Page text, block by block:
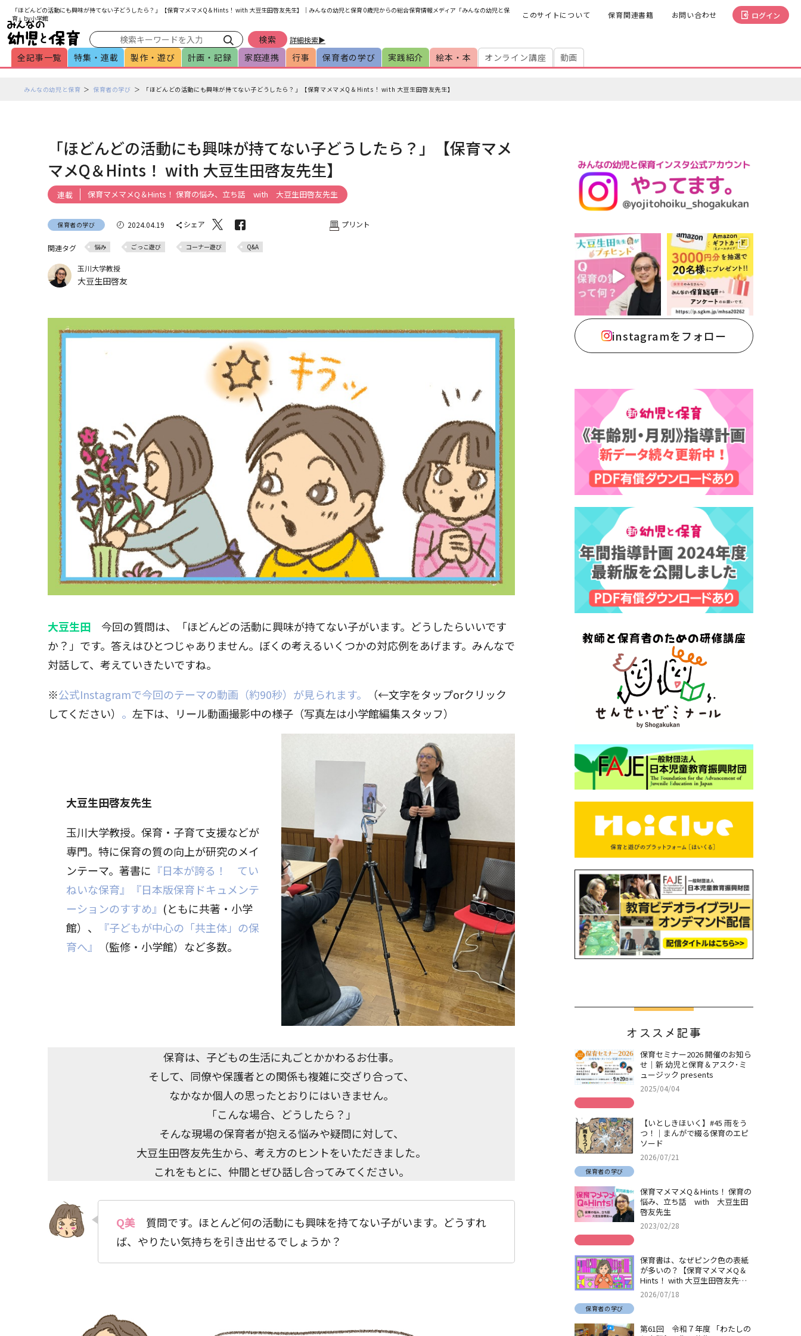
「ほどんどの活動にも興味が持てない子どうしたら？」【保育マメマメQ＆Hints！ with 大豆生田啓友先生】｜みんなの幼児と保育 0歳児からの総合保育情報メディア「みんなの幼児と保
育」by小学館
このサイトについて 保育関連書籍 お問い合わせ ログイン
詳細検索▶
全記事一覧 特集・連載 製作・遊び 計画・記録 家庭連携 行事 保育者の学び 実践紹介 絵本・本 オンライン講座 動画
みんなの幼児と保育 保育者の学び 「ほどんどの活動にも興味が持てない子どうしたら？」【保育マメマメQ＆Hints！ with 大豆生田啓友先生】
「ほどんどの活動にも興味が持てない子どうしたら？」【保育マメ
マメQ＆Hints！ with 大豆生田啓友先生】
連載 保育マメマメQ＆Hints！ 保育の悩み、立ち話 with 大豆生田啓友先生
保育者の学び 2024.04.19 シェア プリント
関連タグ 悩み ごっこ遊び コーナー遊び Q&A
玉川大学教授
大豆生田啓友
大豆生田 今回の質問は、「ほどんどの活動に興味が持てない子がいます。どうしたらいいです
か？」です。答えはひとつじゃありません。ぼくの考えるいくつかの対応例をあげます。みんなで
対話して、考えていきたいですね。
※公式Instagramで今回のテーマの動画（約90秒）が見られます。
（←文字をタップorクリック
してください） 。 左下は、リール動画撮影中の様子（写真左は小学館編集スタッフ）
大豆生田啓友先生
玉川大学教授。保育・子育て支援などが
専門。特に保育の質の向上が研究のメイ
ンテーマ。著書に 『日本が誇る！ てい
ねいな保育』
『日本版保育ドキュメンテ
ーションのすすめ』 (ともに共著・小学
館）、
『子どもが中心の「共主体」の保
育へ』
（監修・小学館）など多数。
保育は、子どもの生活に丸ごとかかわるお仕事。
そして、同僚や保護者との関係も複雑に交ざり合って、
なかなか個人の思ったとおりにはいきません。
「こんな場合、どうしたら？」
そんな現場の保育者が抱える悩みや疑問に対して、
大豆生田啓友先生から、考え方のヒントをいただきました。
これをもとに、仲間とぜひ話し合ってみてください。
Q美 質問です。ほとんど何の活動にも興味を持てない子がいます。どうすれ
ば、やりたい気持ちを引き出せるでしょうか？
instagramをフォロー
オススメ記事
保育セミナー2026 開催のお知ら
せ｜新 幼児と保育＆アスク･ミ
ュージック presents
2025/04/04
【いとしきほいく】#45 雨をう
つ！｜まんがで綴る保育のエピ
ソード
2026/07/21
保育者の学び
保育マメマメQ＆Hints！ 保育の
悩み、立ち話 with 大豆生田
啓友先生
2023/02/28
保育書は、なぜピンク色の表紙
が多いの？【保育マメマメQ＆
Hints！ with 大豆生田啓友先
生】
2026/07/18
保育者の学び
第61回 令和７年度 「わたしの